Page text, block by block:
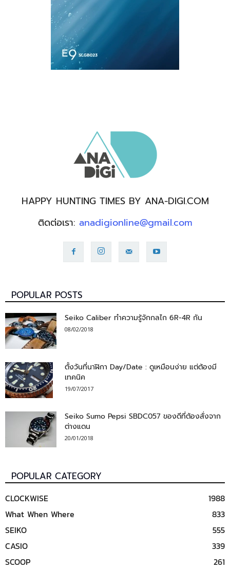
HAPPY HUNTING TIMES BY ANA-DIGI.COM
ติดต่อเรา: anadigionline@gmail.com
POPULAR POSTS
Seiko Caliber ทำความรู้จักกลไก 6R-4R กัน
08/02/2018
ตั้งวันที่นาฬิกา Day/Date : ดูเหมือนง่าย แต่ต้องมี
เทคนิค
19/07/2017
Seiko Sumo Pepsi SBDC057 ของดีที่ต้องสั่งจาก
ต่างแดน
20/01/2018
POPULAR CATEGORY
CLOCKWISE
1988
What When Where
833
SEIKO
555
CASIO
339
SCOOP
261